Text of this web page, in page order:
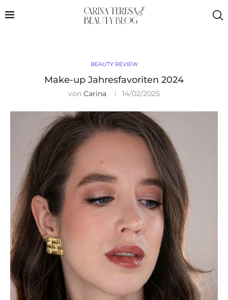
BEAUTY REVIEW
Make-up Jahresfavoriten 2024
von Carina 14/02/2025